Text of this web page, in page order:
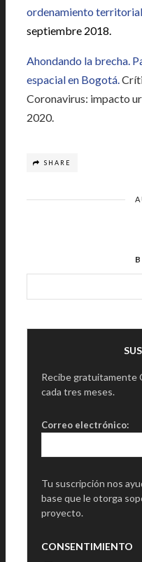
ordenamiento
septiembre 2018.
Ahondando la brecha.
espacial en Bogotá.
Coronavirus: impacto
2020.
SHARE
Recibe gratuitamente
cada tres meses.
Correo electrónico:
Tu suscripción nos
base que le otorga
proyecto.
CONSENTIMIENTO